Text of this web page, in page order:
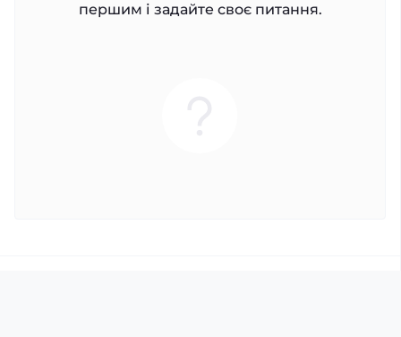
першим і задайте своє питання.